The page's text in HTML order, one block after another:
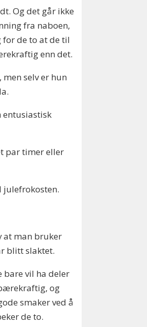
Og det går ikke
fra naboen,
for de to at de til
enn det.
selv er hun
entusiastisk
par timer eller
julefrokosten.
at man bruker
blitt slaktet.
bare vil ha deler
og
smaker ved å
de to.